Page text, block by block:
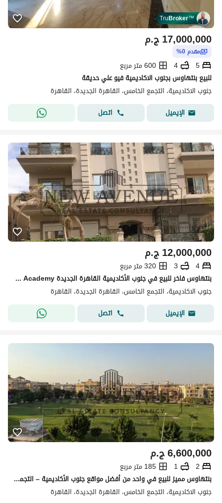
TruBroker™
ج.م17,000,000
مقدم 0%
5
4
600 متر مربع
للبيع بنتهاوس بجنوب الاكاديمية فيو علي حديقة
جنوب الاكاديمية، التجمع الخامس، القاهرة الجديدة، القاهرة
الإيميل
اتصل
ج.م12,000,000
4
3
320 متر مربع
بنتهاوس فاخر للبيع في جنوب الأكاديمية القاهرة الجديدة South Academy فى موقع متميز واجهة رئيسية تراس واسع وإمكانية التقسيم جاهزة على الاستلام الفورى
جنوب الاكاديمية، التجمع الخامس، القاهرة الجديدة، القاهرة
الإيميل
اتصل
ج.م6,600,000
2
1
185 متر مربع
بنتهاوس مميز للبيع في واحد من أفضل مواقع جنوب الأكاديمية – التجمع الخامس، بإطلالة رائعة، وتشطيب فاخر، وسعر مميز
جنوب الاكاديمية، التجمع الخامس، القاهرة الجديدة، القاهرة